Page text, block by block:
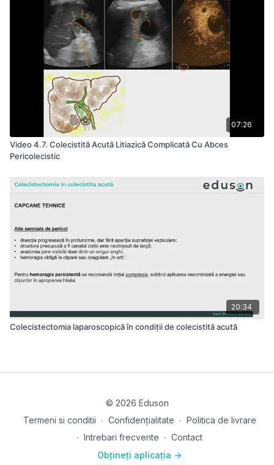
07:26
Video 4.7. Colecistită Acută Litiazică Complicată Cu Abces
Pericolecistic
20:34
Colecistectomia laparoscopică în condiții de colecistită acută
© 2026 Eduson
Termeni si conditii ∙ Confidențialitate ∙ Politica de livrare
∙ Intrebari frecvente ∙ Contact
Obțineți aplicația ->